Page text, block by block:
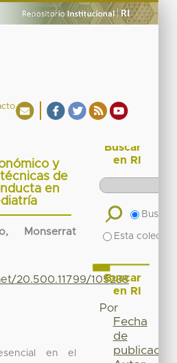
y
de
en
Monserrat
20.500.11799/105238
en el
Buscar
en RI
Buscar
Esta
Buscar
en RI
Por
Fecha
de
publicación